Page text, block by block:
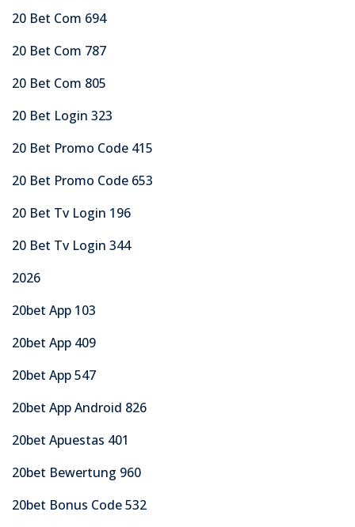
20 Bet Com 694
20 Bet Com 787
20 Bet Com 805
20 Bet Login 323
20 Bet Promo Code 415
20 Bet Promo Code 653
20 Bet Tv Login 196
20 Bet Tv Login 344
2026
20bet App 103
20bet App 409
20bet App 547
20bet App Android 826
20bet Apuestas 401
20bet Bewertung 960
20bet Bonus Code 532